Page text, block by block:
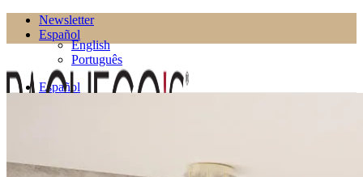
Newsletter
Español
English
Português
Español
English